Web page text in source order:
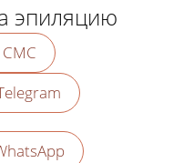
эпиляцию
СМС